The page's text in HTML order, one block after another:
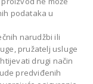
podataka u
narudžbi ili
pružatelj usluge
drugi način
predviđenih